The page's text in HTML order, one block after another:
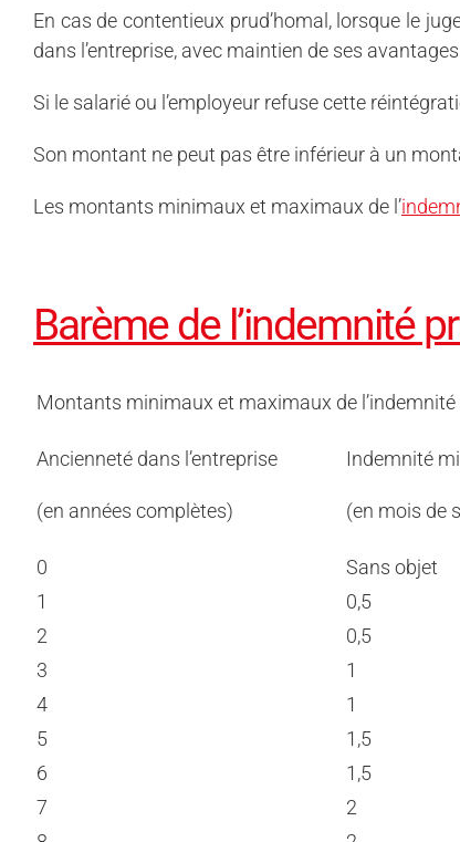
En cas de contentieux prud’homal, lorsque le
dans l’entreprise, avec maintien de ses
Si le salarié ou l’employeur refuse cette
Son montant ne peut pas être inférieur à un
Les montants minimaux et maximaux de l’
Barème de l’indemnité
Montants minimaux et maximaux de
Ancienneté dans l’entreprise
(en années complètes)
Indemnité
(en mois de
0 Sans objet
1
0,5
2
0,5
3
1
4
1
5
1,5
6
1,5
7
2